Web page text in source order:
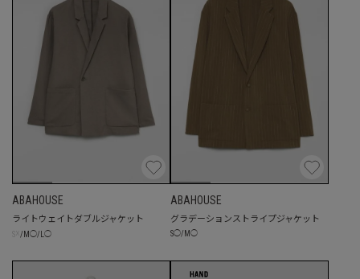
ABAHOUSE
ライトウェイトダブルジャケット
/ M ◯/ ◯
ABAHOUSE
グラデーションストライプジャケット
S◯/ M ◯